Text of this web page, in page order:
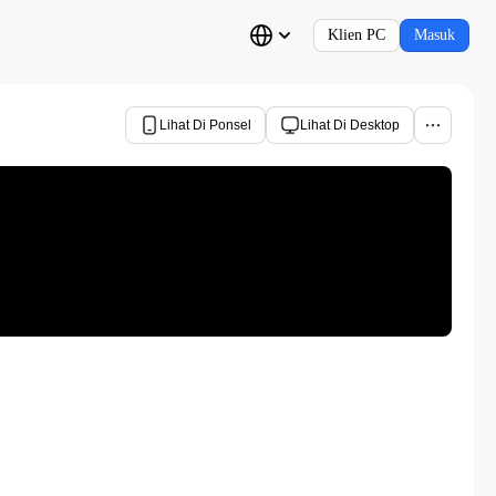
Klien PC Masuk
Lihat Di Ponsel Lihat Di Desktop